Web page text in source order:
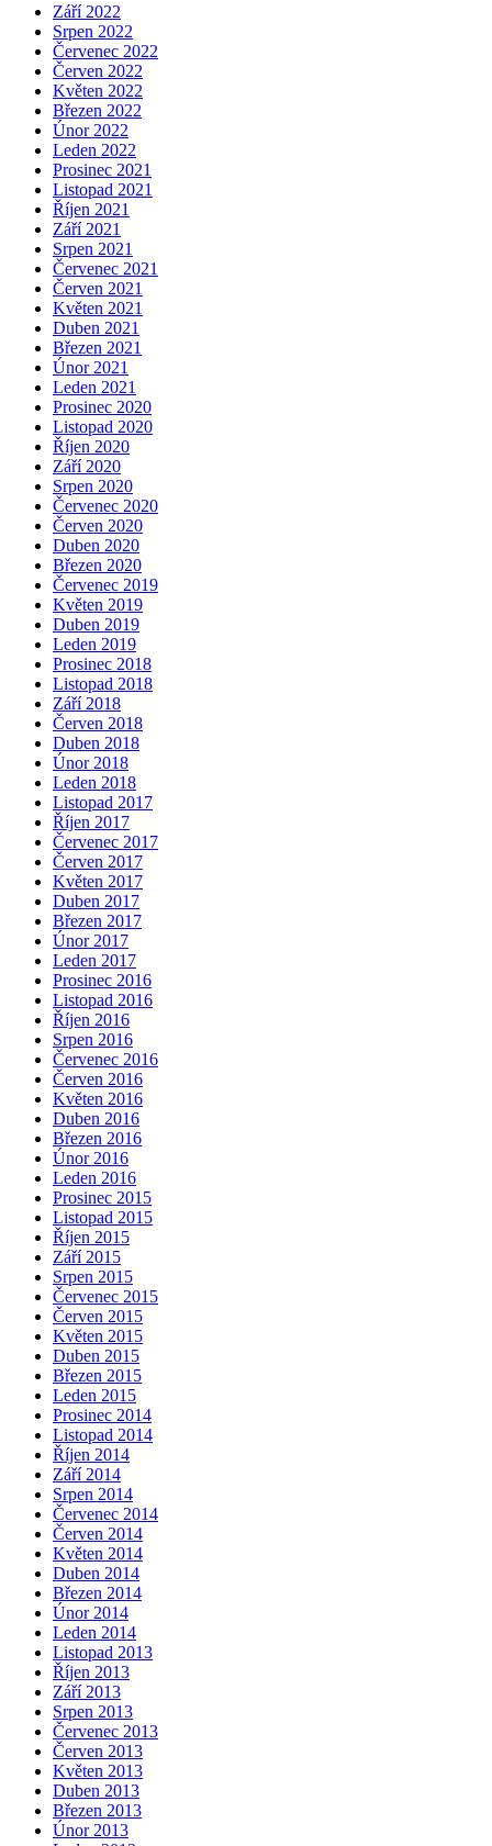
Září 2022
Srpen 2022
Červenec 2022
Červen 2022
Květen 2022
Březen 2022
Únor 2022
Leden 2022
Prosinec 2021
Listopad 2021
Říjen 2021
Září 2021
Srpen 2021
Červenec 2021
Červen 2021
Květen 2021
Duben 2021
Březen 2021
Únor 2021
Leden 2021
Prosinec 2020
Listopad 2020
Říjen 2020
Září 2020
Srpen 2020
Červenec 2020
Červen 2020
Duben 2020
Březen 2020
Červenec 2019
Květen 2019
Duben 2019
Leden 2019
Prosinec 2018
Listopad 2018
Září 2018
Červen 2018
Duben 2018
Únor 2018
Leden 2018
Listopad 2017
Říjen 2017
Červenec 2017
Červen 2017
Květen 2017
Duben 2017
Březen 2017
Únor 2017
Leden 2017
Prosinec 2016
Listopad 2016
Říjen 2016
Srpen 2016
Červenec 2016
Červen 2016
Květen 2016
Duben 2016
Březen 2016
Únor 2016
Leden 2016
Prosinec 2015
Listopad 2015
Říjen 2015
Září 2015
Srpen 2015
Červenec 2015
Červen 2015
Květen 2015
Duben 2015
Březen 2015
Leden 2015
Prosinec 2014
Listopad 2014
Říjen 2014
Září 2014
Srpen 2014
Červenec 2014
Červen 2014
Květen 2014
Duben 2014
Březen 2014
Únor 2014
Leden 2014
Listopad 2013
Říjen 2013
Září 2013
Srpen 2013
Červenec 2013
Červen 2013
Květen 2013
Duben 2013
Březen 2013
Únor 2013